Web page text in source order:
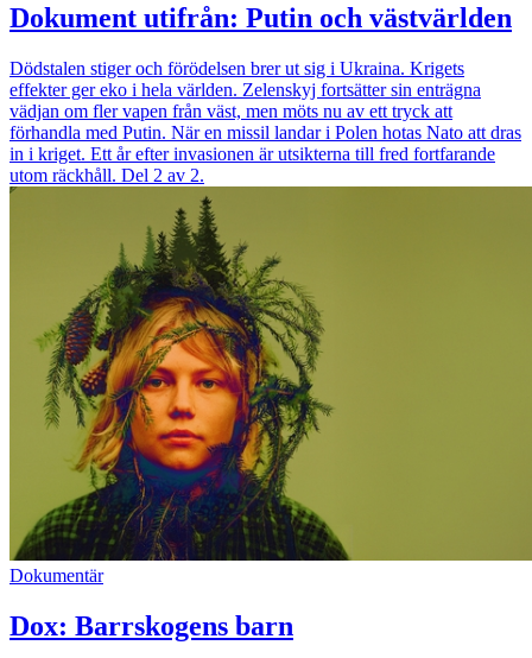
Dokument utifrån: Putin och västvärlden
Dödstalen stiger och förödelsen brer ut sig i Ukraina. Krigets
effekter ger eko i hela världen. Zelenskyj fortsätter sin enträgna
vädjan om fler vapen från väst, men möts nu av ett tryck att
förhandla med Putin. När en missil landar i Polen hotas Nato att dras
in i kriget. Ett år efter invasionen är utsikterna till fred fortfarande
utom räckhåll. Del 2 av 2.
Dokumentär
Dox: Barrskogens barn